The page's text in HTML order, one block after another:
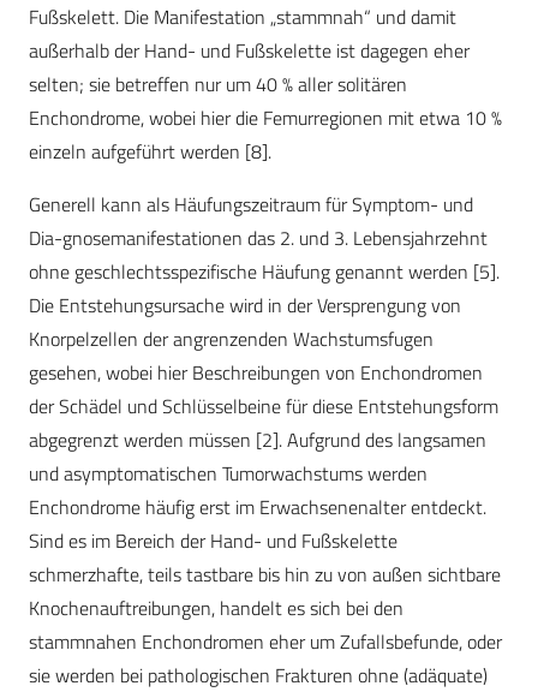
Fußskelett. Die Manifestation „stammnah“ und damit
außerhalb der Hand- und Fußskelette ist dagegen eher
selten; sie betreffen nur um 40 % aller solitären
Enchondrome, wobei hier die Femurregionen mit etwa 10 %
einzeln aufgeführt werden [8].
Generell kann als Häufungszeitraum für Symptom- und
Dia-gnosemanifestationen das 2. und 3. Lebensjahrzehnt
ohne geschlechtsspezifische Häufung genannt werden [5].
Die Entstehungsursache wird in der Versprengung von
Knorpelzellen der angrenzenden Wachstumsfugen
gesehen, wobei hier Beschreibungen von Enchondromen
der Schädel und Schlüsselbeine für diese Entstehungsform
abgegrenzt werden müssen [2]. Aufgrund des langsamen
und asymptomatischen Tumorwachstums werden
Enchondrome häufig erst im Erwachsenenalter entdeckt.
Sind es im Bereich der Hand- und Fußskelette
schmerzhafte, teils tastbare bis hin zu von außen sichtbare
Knochenauftreibungen, handelt es sich bei den
stammnahen Enchondromen eher um Zufallsbefunde, oder
sie werden bei pathologischen Frakturen ohne (adäquate)